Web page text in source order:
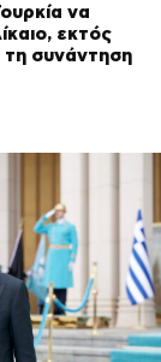
να
εκτός
τη συνάντηση